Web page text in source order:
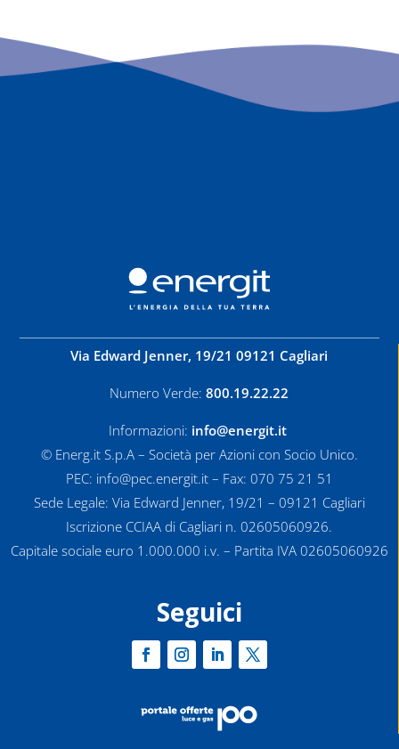
Via Edward Jenner, 19/21 09121 Cagliari
Numero Verde: 800.19.22.22
Informazioni: info@energit.it
© Energ.it S.p.A – Società per Azioni con Socio Unico.
PEC: info@pec.energit.it – Fax: 070 75 21 51
Sede Legale: Via Edward Jenner, 19/21 – 09121 Cagliari
Iscrizione CCIAA di Cagliari n. 02605060926.
Capitale sociale euro 1.000.000 i.v. – Partita IVA 02605060926
Seguici